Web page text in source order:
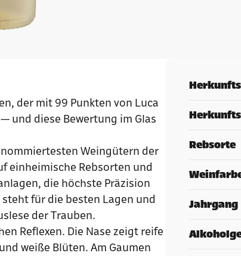
der mit 99 Punkten von Luca
und diese Bewertung im Glas
Weingütern der
einheimische Rebsorten und
die höchste Präzision
für die besten Lagen und
der Trauben.
Reflexen. Die Nase zeigt reife
weiße Blüten. Am Gaumen
Rebsorte
Jahrgang